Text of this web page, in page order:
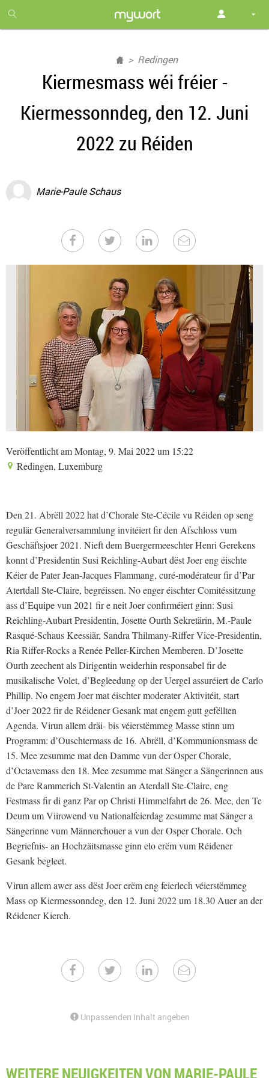
month
free
Redingen
Kiermesmass wéi fréier -
Kiermessonndeg, den 12. Juni
2022 zu Réiden
Marie-Paule Schaus
Veröffentlicht am Montag, 9. Mai 2022 um 15:22
Redingen, Luxemburg
Den 21. Abrëll 2022 hat d’Chorale Ste-Cécile vu Réiden op seng
regulär Generalversammlung invitéiert fir den Afschloss vum
Geschäftsjoer 2021. Nieft dem Buergermeeschter Henri Gerekens
konnt d’Presidentin Susi Reichling-Aubart dëst Joer eng éischte
Kéier de Pater Jean-Jacques Flammang, curé-modérateur fir d’Par
Atertdall Ste-Claire, begréissen. No enger éischter Comitéssitzung
ass d’Equipe vun 2021 fir e neit Joer confirméiert ginn: Susi
Reichling-Aubart Presidentin, Josette Ourth Sekretärin, M.-Paule
Rasqué-Schaus Keessiär, Sandra Thilmany-Riffer Vice-Presidentin,
Ria Riffer-Rocks a Renée Peller-Kirchen Memberen. D’Josette
Ourth zeechent als Dirigentin weiderhin responsabel fir de
musikalische Volet, d’Begleedung op der Uergel assuréiert de Carlo
Phillip. No engem Joer mat éischter moderater Aktivitéit, start
d’Joer 2022 fir de Réidener Gesank mat engem gutt gefëllten
Agenda. Virun allem dräi- bis véierstëmmeg Masse stinn um
Programm: d’Ouschtermass de 16. Abrëll, d’Kommunionsmass de
15. Mee zesumme mat den Damme vun der Osper Chorale,
d’Octavemass den 18. Mee zesumme mat Sänger a Sängerinnen aus
de Pare Rammerich St-Valentin an Aterdall Ste-Claire, eng
Festmass fir di ganz Par op Christi Himmelfahrt de 26. Mee, den Te
Deum um Viirowend vu Nationalfeierdag zesumme mat Sänger a
Sängerinne vum Männerchouer a vun der Osper Chorale. Och
Begriefnis- an Hochzäitsmasse ginn elo erëm vum Réidener
Gesank begleet.
Virun allem awer ass dëst Joer erëm eng feierlech véierstëmmeg
Mass op Kiermessonndeg, den 12. Juni 2022 um 18.30 Auer an der
Réidener Kierch.
Unpassenden Inhalt angeben
WEITERE NEUIGKEITEN VON MARIE-PAULE